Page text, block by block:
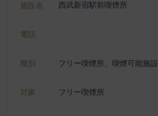
施設名 西武新宿駅前喫煙所
電話
種別 フリー喫煙所、喫煙可能施設
対象 フリー喫煙所